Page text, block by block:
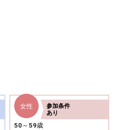
女性
50～59歳
参加条件
あり